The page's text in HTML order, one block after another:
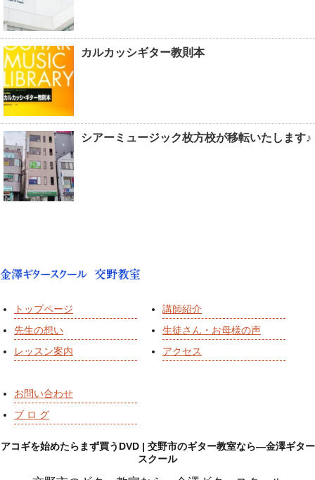
カルカッシギター教則本
シアーミュージック枚方校が移転いたします♪
トップページ
先生の想い
レッスン案内
講師紹介
生徒さん・お母様の声
アクセス
お問い合わせ
ブ ロ グ
アコギを始めたらまず買うDVD | 交野市のギター教室なら―金澤ギター
スクール